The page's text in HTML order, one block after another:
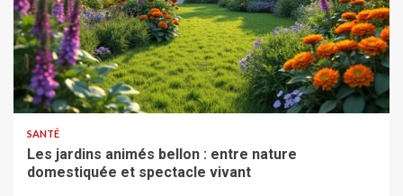
SANTÉ
Les jardins animés bellon : entre nature
domestiquée et spectacle vivant